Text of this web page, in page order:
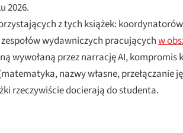
2026.
z tych książek:
wydawniczych pracującychw
wywołaną przez narrację AI, kompromis
nazwy własne, przełączanie
rzeczywiście docierają do studenta.